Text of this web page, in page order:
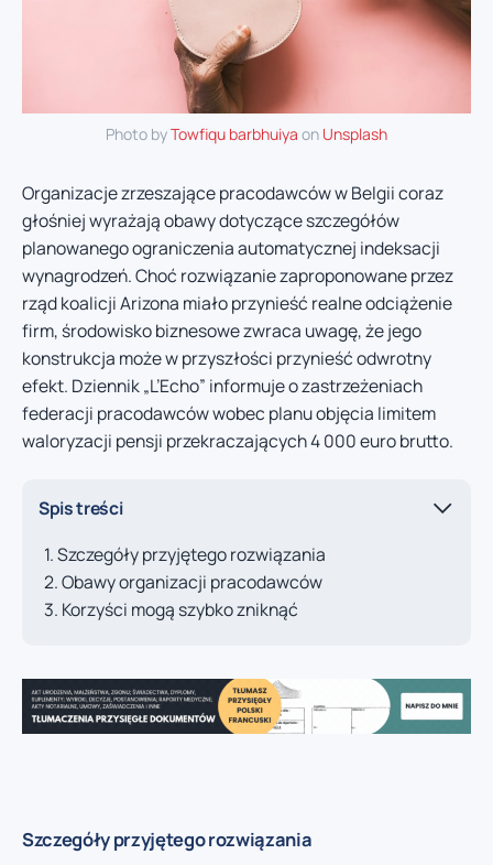
Photo byTowfiqu barbhuiya on Unsplash
Organizacje zrzeszające pracodawców w Belgii coraz
głośniej wyrażają obawy dotyczące szczegółów
planowanego ograniczenia automatycznej indeksacji
wynagrodzeń. Choć rozwiązanie zaproponowane przez
rząd koalicji Arizona miało przynieść realne odciążenie
firm, środowisko biznesowe zwraca uwagę, że jego
konstrukcja może w przyszłości przynieść odwrotny
efekt. Dziennik „L’Echo” informuje o zastrzeżeniach
federacji pracodawców wobec planu objęcia limitem
waloryzacji pensji przekraczających 4 000 euro brutto.
Spis treści
Szczegóły przyjętego rozwiązania
Obawy organizacji pracodawców
Korzyści mogą szybko zniknąć
Szczegóły przyjętego rozwiązania